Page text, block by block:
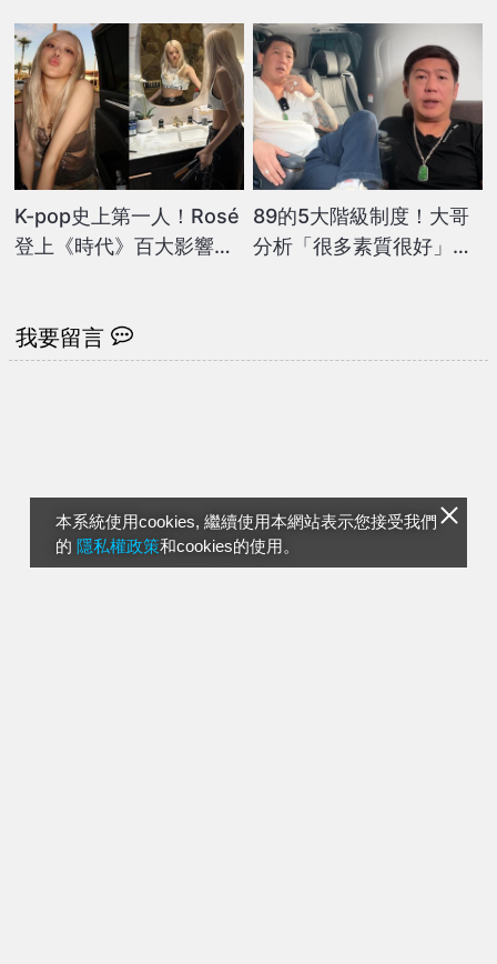
本系統使用cookies, 繼續使用本網站表示您接受我們
的 隱私權政策和cookies的使用。
K-pop史上第一人！Rosé
登上《時代》百大影響力
89的5大階級制度！大哥
分析「很多素質很好」
我要留言